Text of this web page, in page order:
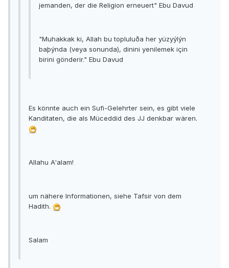
jemanden, der die Religion erneuert" Ebu Davud
"Muhakkak ki, Allah bu topluluða her yüzyýlýn
baþýnda (veya sonunda), dinini yenilemek için
birini gönderir." Ebu Davud
Es könnte auch ein Sufi-Gelehrter sein, es gibt viele
Kanditaten, die als Müceddid des JJ denkbar wären.
Allahu A'alam!
um nähere Informationen, siehe Tafsir von dem
Hadith.
Salam